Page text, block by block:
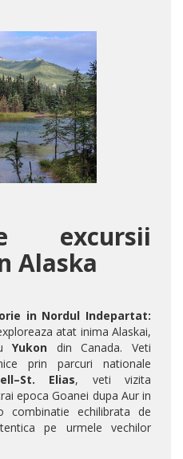
excursii
Alaska
in Nordul Indepartat:
atat inima Alaskai,
Yukon din Canada. Veti
prin parcuri nationale
Elias, veti vizita
epoca Goanei dupa Aur in
echilibrata de
pe urmele vechilor